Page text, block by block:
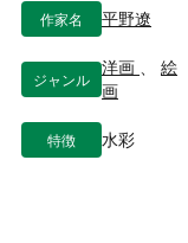
作家名 平野遼
ジャンル
洋画
絵
画
特徴 水彩